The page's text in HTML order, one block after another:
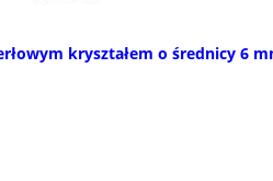
kryształem o średnicy 6